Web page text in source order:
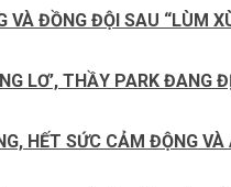
VÀ ĐỒNG ĐỘI SAU “LÙM
LƠ’, THẦY PARK ĐANG
HẾT SỨC CẢM ĐỘNG